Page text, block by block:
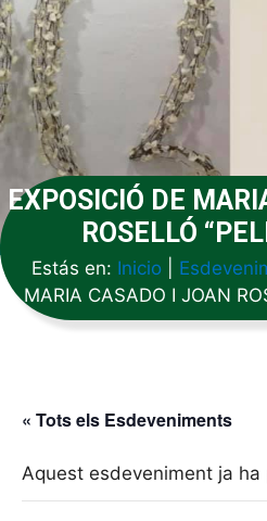
EXPOSICIÓ DE
ROSELLÓ
Estás en: Inicio|
MARIA CASADO I JOAN
« Tots els Esdeveniments
Aquest esdeveniment ja ha